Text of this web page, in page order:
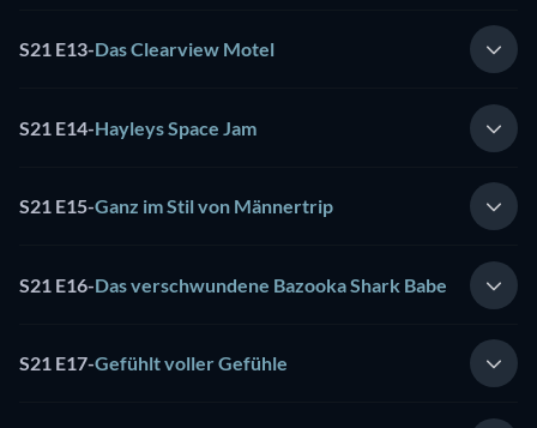
S21 E13-Das Clearview Motel
S21 E14-Hayleys Space Jam
S21 E15-Ganz im Stil von Männertrip
S21 E16-Das verschwundene Bazooka Shark Babe
S21 E17-Gefühlt voller Gefühle